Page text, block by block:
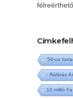
'56-os
- Rálátás
10 millió